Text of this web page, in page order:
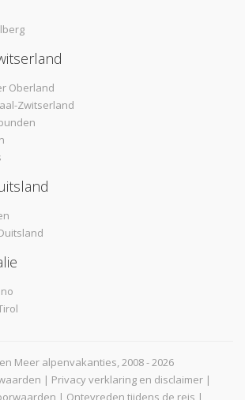
Oberland
Zwitserland
Meer alpenvakanties, 2008 - 2026
| Privacy verklaring en disclaimer |
| Ontevreden tijdens de reis |